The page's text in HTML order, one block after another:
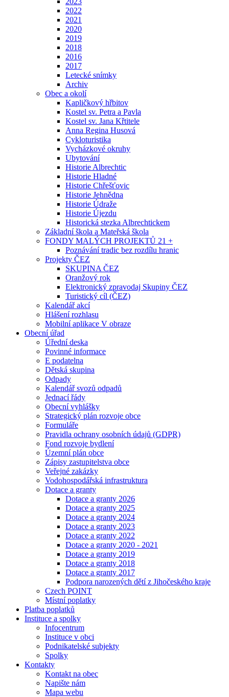
2022
2021
2020
2019
2018
2016
2017
Letecké snímky
Archiv
Obec a okolí
Kapličkový hřbitov
Kostel sv. Petra a Pavla
Kostel sv. Jana Křtitele
Anna Regina Husová
Cykloturistika
Vycházkové okruhy
Ubytování
Historie Albrechtic
Historie Hladné
Historie Chřešťovic
Historie Jehnědna
Historie Údraže
Historie Újezdu
Historická stezka Albrechtickem
Základní škola a Mateřská škola
FONDY MALÝCH PROJEKTŮ 21 +
Poznávání tradic bez rozdílu hranic
Projekty ČEZ
SKUPINA ČEZ
Oranžový rok
Elektronický zpravodaj Skupiny ČEZ
Turistický cíl (ČEZ)
Kalendář akcí
Hlášení rozhlasu
Mobilní aplikace V obraze
Obecní úřad
Úřední deska
Povinné informace
E podatelna
Dětská skupina
Odpady
Kalendář svozů odpadů
Jednací řády
Obecní vyhlášky
Strategický plán rozvoje obce
Formuláře
Pravidla ochrany osobních údajů (GDPR)
Fond rozvoje bydlení
Územní plán obce
Zápisy zastupitelstva obce
Veřejné zakázky
Vodohospodářská infrastruktura
Dotace a granty
Dotace a granty 2026
Dotace a granty 2025
Dotace a granty 2024
Dotace a granty 2023
Dotace a granty 2022
Dotace a granty 2020 - 2021
Dotace a granty 2019
Dotace a granty 2018
Dotace a granty 2017
Podpora narozených dětí z Jihočeského kraje
Czech POINT
Místní poplatky
Platba poplatků
Instituce a spolky
Infocentrum
Instituce v obci
Podnikatelské subjekty
Spolky
Kontakty
Kontakt na obec
Napište nám
Mapa webu